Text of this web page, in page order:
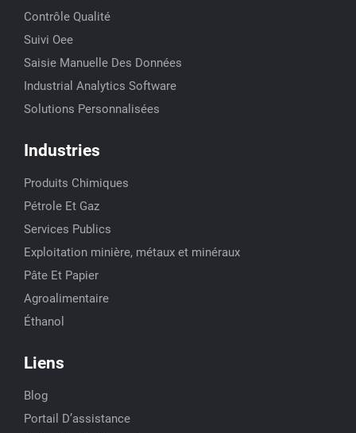
Contrôle Qualité
Suivi Oee
Saisie Manuelle Des Données
Industrial Analytics Software
Solutions Personnalisées
Industries
Produits Chimiques
Pétrole Et Gaz
Services Publics
Exploitation minière, métaux et minéraux
Pâte Et Papier
Agroalimentaire
Éthanol
Liens
Blog
Portail D’assistance